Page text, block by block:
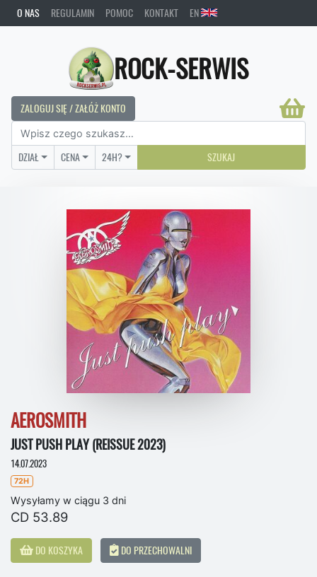
O NAS REGULAMIN POMOC KONTAKT EN
ROCK-SERWIS
ZALOGUJ SIĘ / ZAŁÓŻ KONTO
DZIAŁ CENA 24H? SZUKAJ
AEROSMITH
JUST PUSH PLAY (REISSUE 2023)
14.07.2023
72H
Wysyłamy w ciągu 3 dni
CD 53.89
DO KOSZYKA DO PRZECHOWALNI